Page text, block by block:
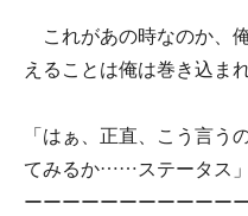
これがあの時なのか、
えることは俺は巻き込ま
「はぁ、正直、こう言う
てみるか……ステータス」
ーーーーーーーーーーー